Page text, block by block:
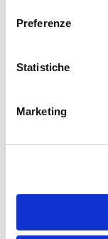
Preferenze
Statistiche
Marketing
Nome*
Sito web